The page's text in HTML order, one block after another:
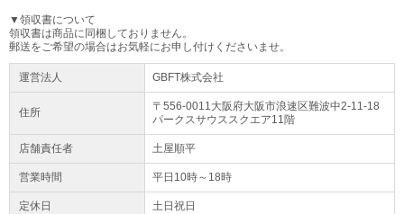
▼領収書について
領収書は商品に同梱しておりません。
郵送をご希望の場合はお気軽にお申し付けくださいませ。
運営法人 GBFT株式会社
住所 〒556-0011大阪府大阪市浪速区難波中2-11-18
パークスサウススクエア11階
店舗責任者 土屋順平
営業時間 平日10時～18時
定休日 土日祝日